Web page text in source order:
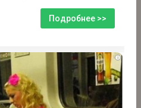
Подробнее >>
i